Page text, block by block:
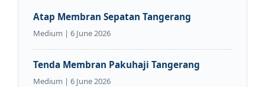
Atap Membran Sepatan Tangerang
Medium | 6 June 2026
Tenda Membran Pakuhaji Tangerang
Medium | 6 June 2026